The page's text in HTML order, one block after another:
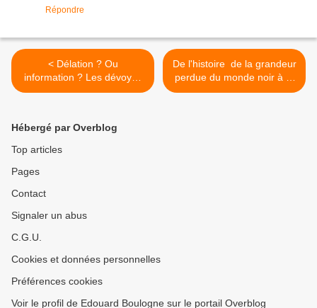
Répondre
< Délation ? Ou
information ? Les dévoyés
qui dénoncent la religion
De l'histoire de la grandeur
perdue du monde noir à la
traite oubliée des esclaves
Hébergé par Overblog
Top articles
Pages
Contact
Signaler un abus
C.G.U.
Cookies et données personnelles
Préférences cookies
Voir le profil de Edouard Boulogne sur le portail Overblog